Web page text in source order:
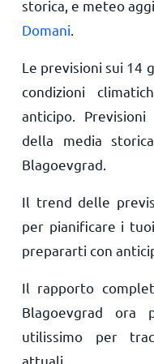
storica, e meteo
Domani
Le previsioni sui 14
condizioni
anticipo.
della media
Blagoevgrad.
Il trend delle
per pianificare i
prepararti con
Il rapporto
Blagoevgrad
utilissimo per
attuali.